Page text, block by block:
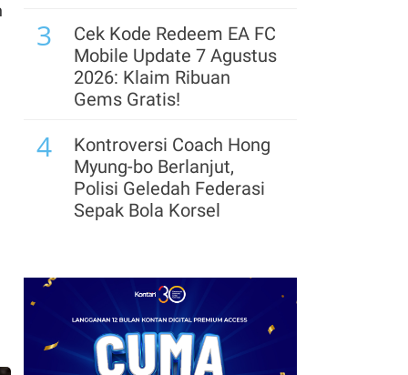
Andalkan Valuasi Saham
Murah untuk Dongkrak
Kinerja Reksadana
Urutan Teratas, Cek
Saham Net Sell Terbesar
Asing, Jumat (7/8)
Pastikan Target
Marketing Sales Terjaga
10
Pasar Saham Dalam
Fase Normalisasi,
3
Cek Kode Redeem EA FC
Mobile Update 7 Agustus
2026: Klaim Ribuan
Gems Gratis!
4
Kontroversi Coach Hong
Myung-bo Berlanjut,
Polisi Geledah Federasi
Sepak Bola Korsel
Treasuri 9,63 Miliar, Cek
Profil Emiten DSSA
hingga Kinerjanya
Arsenal Perpanjang